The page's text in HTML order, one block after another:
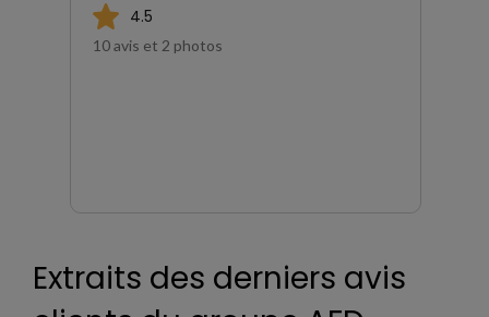
4.5
10 avis et 2 photos
Extraits des derniers avis